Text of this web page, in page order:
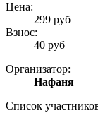
Цена:
299 руб
Взнос:
40 руб
Организатор:
Нафаня
Список